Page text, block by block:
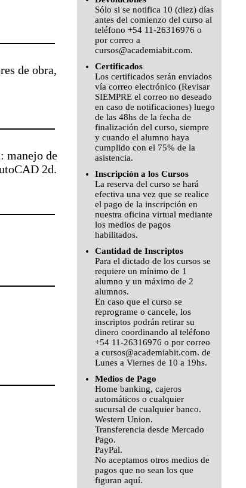
de obra,
manejo de
2d.
Sólo si se notifica 10 (diez) días
antes del comienzo del curso al
teléfono +54 11-26316976 o
por correo a
cursos@academiabit.com.
Certificados
Los certificados serán enviados
vía correo electrónico (Revisar
SIEMPRE el correo no deseado
en caso de notificaciones) luego
de las 48hs de la fecha de
finalización del curso, siempre
y cuando el alumno haya
cumplido con el 75% de la
asistencia.
Inscripción a los Cursos
La reserva del curso se hará
efectiva una vez que se realice
el pago de la inscripción en
nuestra oficina virtual mediante
los medios de pagos
habilitados.
Cantidad de Inscriptos
Para el dictado de los cursos se
requiere un mínimo de 1
alumno y un máximo de 2
alumnos.
En caso que el curso se
reprograme o cancele, los
inscriptos podrán retirar su
dinero coordinando al teléfono
+54 11-26316976 o por correo
a cursos@academiabit.com. de
Lunes a Viernes de 10 a 19hs.
Medios de Pago
Home banking, cajeros
automáticos o cualquier
sucursal de cualquier banco.
Western Union.
Transferencia desdeMercado
Pago.
PayPal.
No aceptamos otros medios de
pagos que no sean los que
figuran aquí.